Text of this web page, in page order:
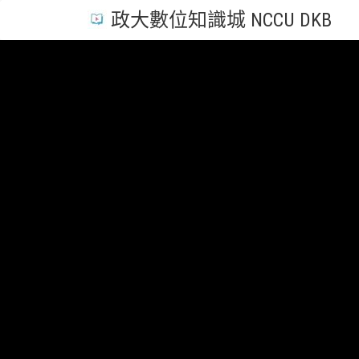
政大數位知識城 NCCU DKB